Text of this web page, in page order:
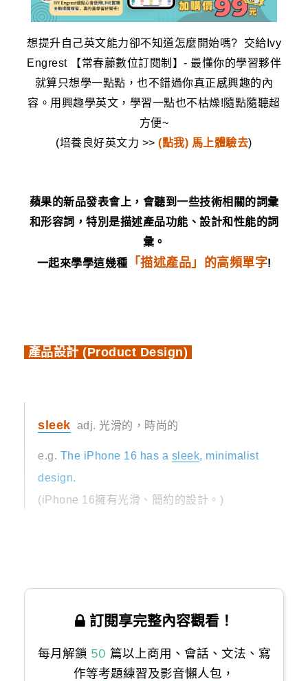
想提升自己英文能力卻不知道怎麼開始嗎? 交給Ivy
Engrest 【常春藤數位訂閱制】- 最懂你的學習夥伴
就算只想學一點點，也不錯過你真正感興趣的內
容。用興趣學英文，學習一點也不枯燥!隨點隨聽超
方便~
(培養良好英文力 >> (點我) 馬上體驗去)
蘋果的新品發表會上，會聽到一些技術相關的詞彙
和形容詞，特別是描述產品功能、設計和性能的詞
彙。
一起來學學這幾種
「描述產品」的高頻單字!
產品設計 (Product Design)
sleek adj. 光滑的，時尚的
e.g. The iPhone 16 has a sleek, minimalist
design.
(iPhone 16擁有光滑、簡約的設計。)
訂閱享完整內容觀看！
每月解鎖 50 篇以上商用、會話、文法、寫
作等考題練習及影音懶人包，